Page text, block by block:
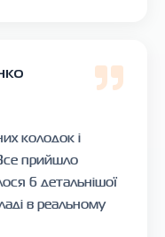
колодок і
прийшло
б детальнішої
в реальному